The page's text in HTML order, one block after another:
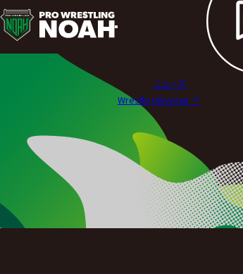
試
合
レ
ス
ニュース
Wrestle Universe ↗︎
ザ・リーヴ